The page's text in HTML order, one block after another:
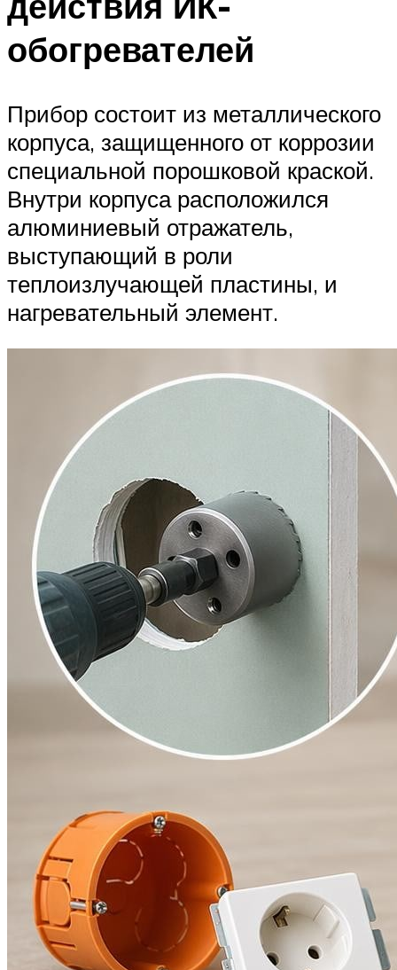
обогревателей
Прибор состоит из металлического
корпуса, защищенного от коррозии
специальной порошковой краской.
Внутри корпуса расположился
алюминиевый отражатель,
выступающий в роли
теплоизлучающей пластины, и
нагревательный элемент.